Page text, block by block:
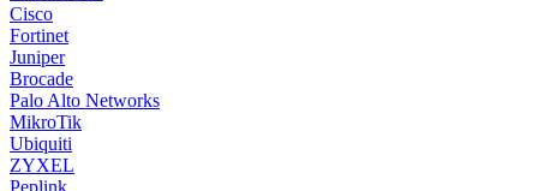
Cisco
Fortinet
Juniper
Brocade
Palo Alto Networks
MikroTik
Ubiquiti
ZYXEL
Peplink